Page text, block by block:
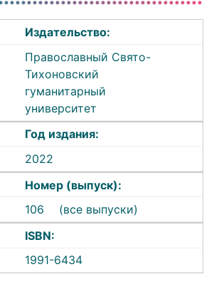
Издательство:
Православный Свято-
Тихоновский
гуманитарный
университет
Год издания:
2022
Номер (выпуск):
106
(все выпуски)
ISBN:
1991-6434